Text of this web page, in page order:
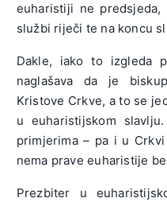
euharistiji ne
službi riječi te na koncu
Dakle, iako to izgleda
naglašava da je
Kristove Crkve, a to se
u euharistijskom
primjerima – pa i u
nema prave euharistije
Prezbiter u